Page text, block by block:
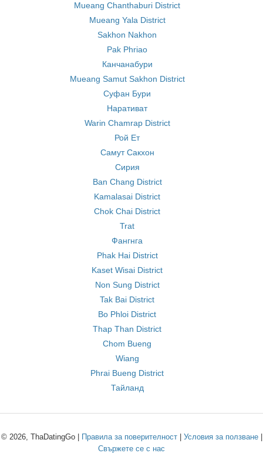
Mueang Chanthaburi District
Mueang Yala District
Sakhon Nakhon
Pak Phriao
Канчанабури
Mueang Samut Sakhon District
Суфан Бури
Наративат
Warin Chamrap District
Рой Ет
Самут Сакхон
Сирия
Ban Chang District
Kamalasai District
Chok Chai District
Trat
Фангнга
Phak Hai District
Kaset Wisai District
Non Sung District
Tak Bai District
Bo Phloi District
Thap Than District
Chom Bueng
Wiang
Phrai Bueng District
Тайланд
© 2026, ThaDatingGo | Правила за поверителност| Условия за ползване|
Свържете се с нас